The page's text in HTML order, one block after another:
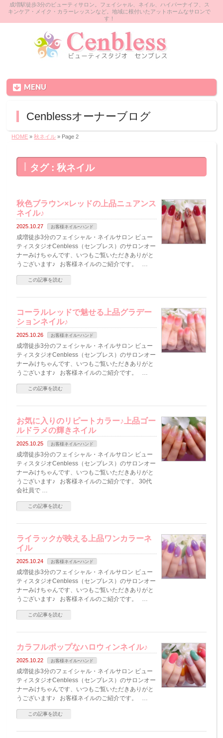
成増駅徒歩3分のビューティサロン。フェイシャル、ネイル、ハイパーナイフ、ス
キンケア・メイク・カラーレッスンなど。地域に根付いたアットホームなサロンで
す！
MENU
Cenblessオーナーブログ
HOME »秋ネイル » Page 2
タグ : 秋ネイル
秋色ブラウン×レッドの上品ニュアンス
ネイル♪
2025.10.27 お客様ネイルｰハンド
成増徒歩3分のフェイシャル・ネイルサロン ビュー
ティスタジオCenbless（センブレス）のサロンオー
ナーみけちゃんです、いつもご覧いただきありがと
うございます♪ お客様ネイルのご紹介です。 …
この記事を読む
コーラルレッドで魅せる上品グラデー
ションネイル♪
2025.10.26 お客様ネイルｰハンド
成増徒歩3分のフェイシャル・ネイルサロン ビュー
ティスタジオCenbless（センブレス）のサロンオー
ナーみけちゃんです、いつもご覧いただきありがと
うございます♪ お客様ネイルのご紹介です。 …
この記事を読む
お気に入りのリピートカラー♪上品ゴー
ルドラメの輝きネイル
2025.10.25 お客様ネイルｰハンド
成増徒歩3分のフェイシャル・ネイルサロン ビュー
ティスタジオCenbless（センブレス）のサロンオー
ナーみけちゃんです、いつもご覧いただきありがと
うございます♪ お客様ネイルのご紹介です。 30代
会社員で …
この記事を読む
ライラックが映える上品ワンカラーネ
イル
2025.10.24 お客様ネイルｰハンド
成増徒歩3分のフェイシャル・ネイルサロン ビュー
ティスタジオCenbless（センブレス）のサロンオー
ナーみけちゃんです、いつもご覧いただきありがと
うございます♪ お客様ネイルのご紹介です。 …
この記事を読む
カラフルポップなハロウィンネイル♪
2025.10.22 お客様ネイルｰハンド
成増徒歩3分のフェイシャル・ネイルサロン ビュー
ティスタジオCenbless（センブレス）のサロンオー
ナーみけちゃんです、いつもご覧いただきありがと
うございます♪ お客様ネイルのご紹介です。 …
この記事を読む